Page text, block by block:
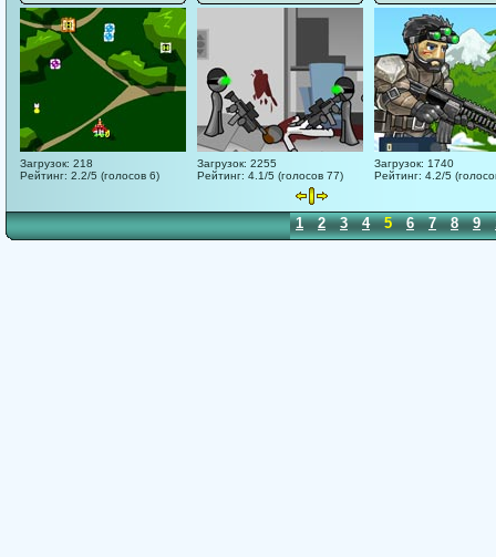
Загрузок: 218
Рейтинг: 2.2/5 (голосов 6)
Загрузок: 2255
Рейтинг: 4.1/5 (голосов 77)
Загрузок: 1740
Рейтинг: 4.2/5
1 2 3 4 5 6 7 8 9